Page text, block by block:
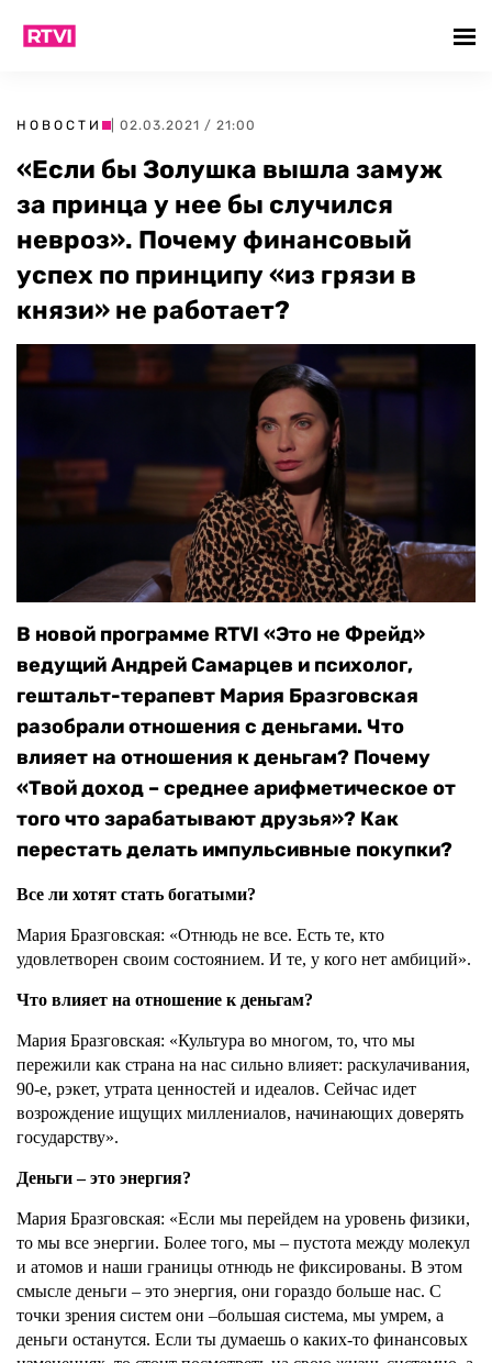
НОВОСТИ | 02.03.2021 / 21:00
«Если бы Золушка вышла замуж
за принца у нее бы случился
невроз». Почему финансовый
успех по принципу «из грязи в
князи» не работает?
В новой программе RTVI «Это не Фрейд»
ведущий Андрей Самарцев и психолог,
гештальт-терапевт Мария Бразговская
разобрали отношения с деньгами. Что
влияет на отношения к деньгам? Почему
«Твой доход – среднее арифметическое от
того что зарабатывают друзья»? Как
перестать делать импульсивные покупки?
Все ли хотят стать богатыми?
Мария Бразговская: «Отнюдь не все. Есть те, кто
удовлетворен своим состоянием. И те, у кого нет амбиций».
Что влияет на отношение к деньгам?
Мария Бразговская: «Культура во многом, то, что мы
пережили как страна на нас сильно влияет: раскулачивания,
90-е, рэкет, утрата ценностей и идеалов. Сейчас идет
возрождение ищущих миллениалов, начинающих доверять
государству».
Деньги – это энергия?
Мария Бразговская: «Если мы перейдем на уровень физики,
то мы все энергии. Более того, мы – пустота между молекул
и атомов и наши границы отнюдь не фиксированы. В этом
смысле деньги – это энергия, они гораздо больше нас. С
точки зрения систем они –большая система, мы умрем, а
деньги останутся. Если ты думаешь о каких-то финансовых